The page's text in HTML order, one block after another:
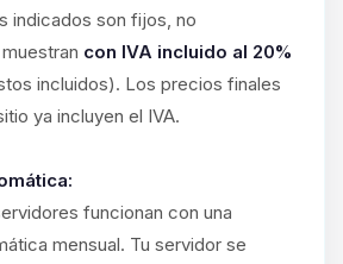
indicados son fijos, no
con IVA incluido al 20%
incluidos). Los precios finales
ya incluyen el IVA.
funcionan con una
mensual. Tu servidor se